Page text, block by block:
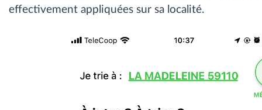
effectivement appliquées sur sa localité.